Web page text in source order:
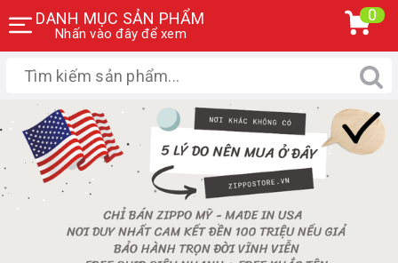
DANH MỤC SẢN PHẨM
Nhấn vào đây để xem
0